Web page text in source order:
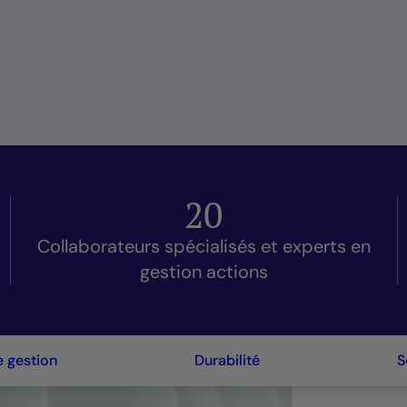
20
Collaborateurs spécialisés et experts en
gestion actions
gestion Durabilité